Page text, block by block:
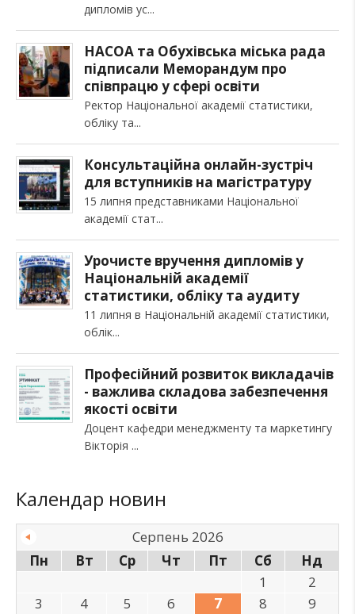
дипломів ус
НАСОА та Обухівська міська рада
підписали Меморандум про
співпрацю у сфері освіти
Ректор Національної академії статистики,
обліку та
Консультаційна онлайн-зустріч
для вступників на магістратуру
15 липня представниками Національної
академії стат
Урочисте вручення дипломів у
Національній академії
статистики, обліку та аудиту
11 липня в Національній академії статистики,
облік
Професійний розвиток викладачів
- важлива складова забезпечення
якості освіти
Доцент кафедри менеджменту та маркетингу
Вікторія
Календар новин
Серпень 2026
Пн
Вт Ср Чт Пт Сб
Нд
1
2
3
4 5 6 7 8
9